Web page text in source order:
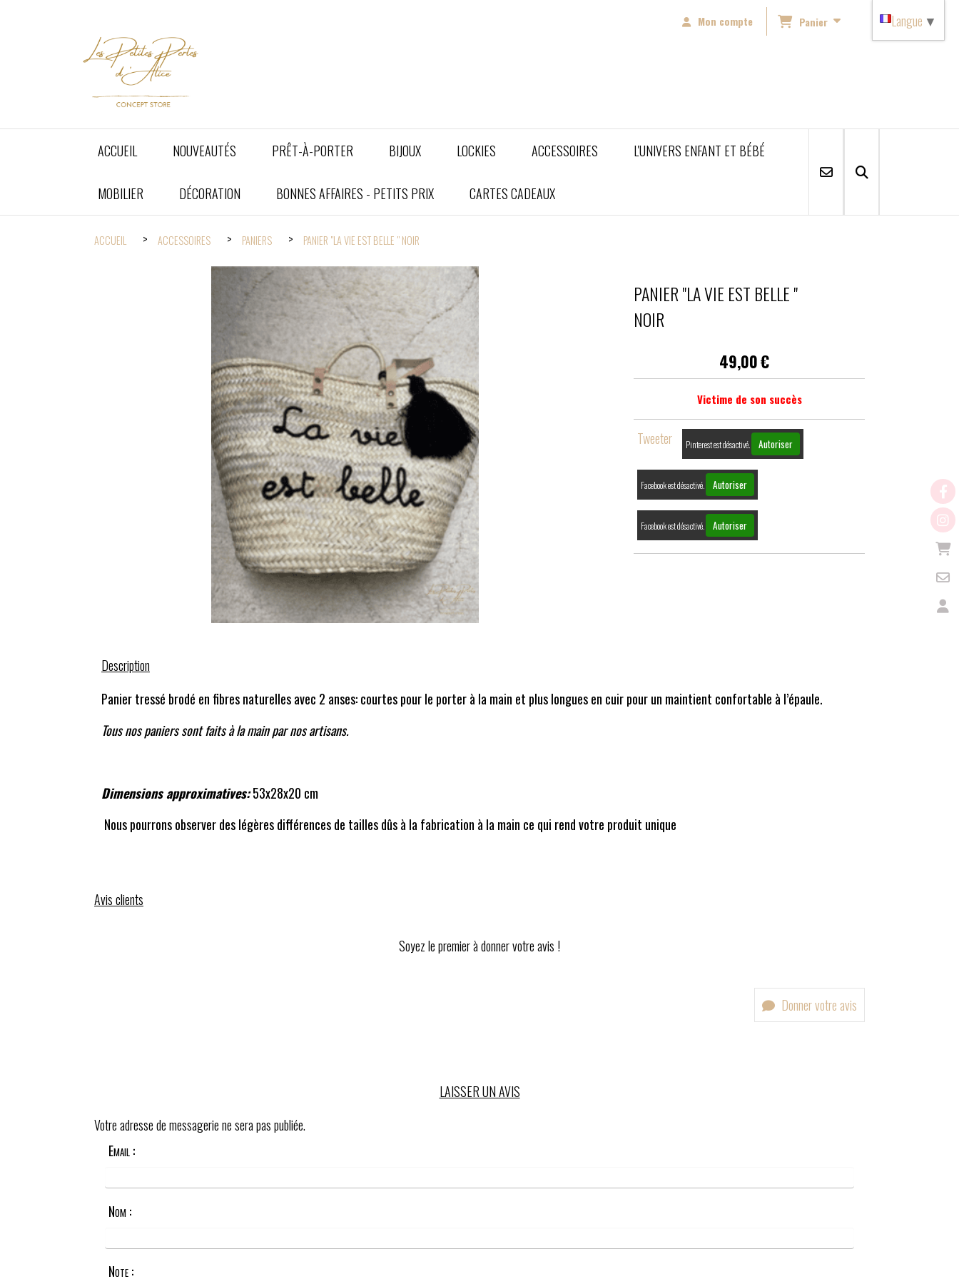
Mon compte Panier
ACCUEIL NOUVEAUTÉS PRÊT-À-PORTER BIJOUX LOCKIES ACCESSOIRES L'UNIVERS ENFANT ET BÉBÉ
MOBILIER DÉCORATION BONNES AFFAIRES - PETITS PRIX CARTES CADEAUX
ACCUEIL ACCESSOIRES PANIERS PANIER "LA VIE EST BELLE " NOIR
PANIER "LA VIE EST BELLE "
NOIR
49,00€
Victime de son succès
Tweeter Pinterest est désactivé. Autoriser
Facebook est désactivé. Autoriser
Facebook est désactivé. Autoriser
Description
Panier tressé brodé en fibres naturelles avec 2 anses: courtes pour le porter à la main et plus longues en cuir pour un maintient confortable à l’épaule.
Tous nos paniers sont faits à la main par nos artisans.
Dimensions approximatives:53x28x20 cm
Nous pourrons observer des légères différences de tailles dûs à la fabrication à la main ce qui rend votre produit unique
Avis clients
Soyez le premier à donner votre avis !
Donner votre avis
LAISSER UN AVIS
Votre adresse de messagerie ne sera pas publiée.
Email :
Nom :
Note :
Langue ▼